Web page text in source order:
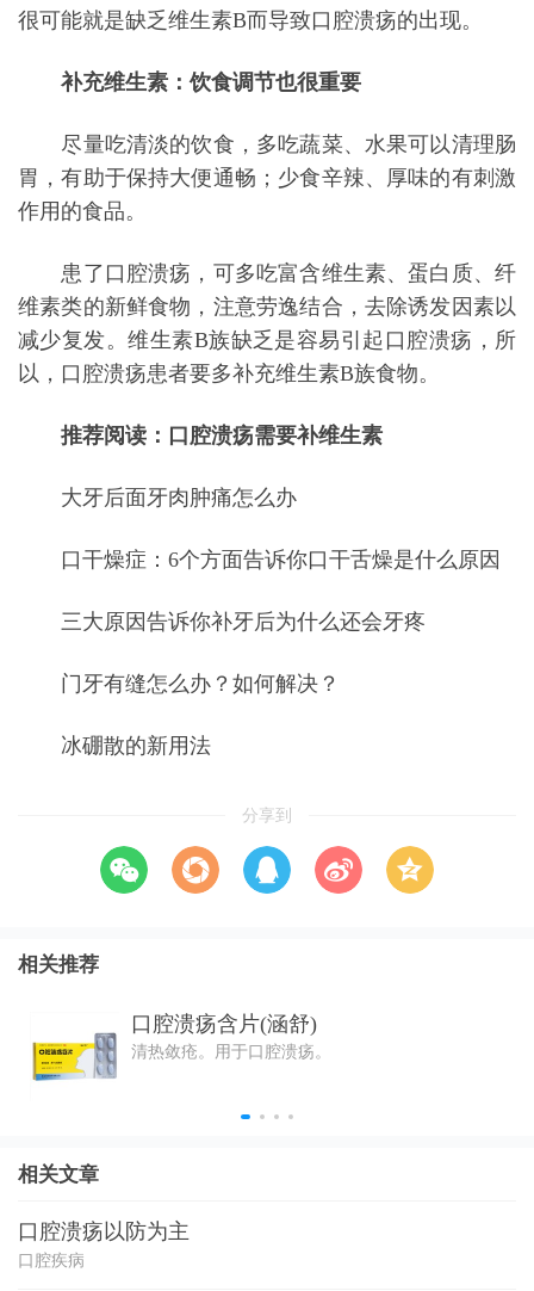
很可能就是缺乏维生素B而导致口腔溃疡的出现。
补充维生素：饮食调节也很重要
尽量吃清淡的饮食，多吃蔬菜、水果可以清理肠
胃，有助于保持大便通畅；少食辛辣、厚味的有刺激
作用的食品。
患了口腔溃疡，可多吃富含维生素、蛋白质、纤
维素类的新鲜食物，注意劳逸结合，去除诱发因素以
减少复发。维生素B族缺乏是容易引起口腔溃疡，所
以，口腔溃疡患者要多补充维生素B族食物。
推荐阅读： 口腔溃疡需要补维生素
大牙后面牙肉肿痛怎么办
口干燥症：6个方面告诉你口干舌燥是什么原因
三大原因告诉你补牙后为什么还会牙疼
门牙有缝怎么办？如何解决？
冰硼散的新用法
分享到
相关推荐
口腔溃疡含片(涵舒)
清热敛疮。用于口腔溃疡。
相关文章
口腔溃疡以防为主
口腔疾病